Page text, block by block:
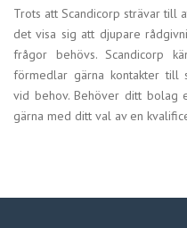
Trots att Scandicorp strävar till
det visa sig att djupare
frågor behövs. Scandicorp
förmedlar gärna kontakter till
vid behov. Behöver ditt bolag
gärna med ditt val av en